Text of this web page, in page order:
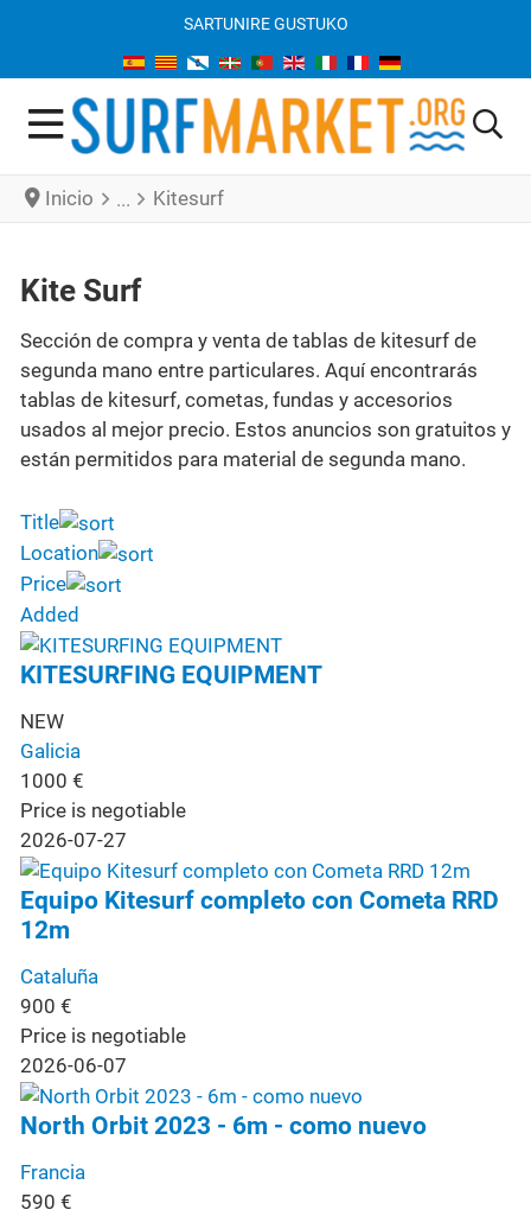
SARTUNIRE GUSTUKO
Inicio Kitesurf
Kite Surf
Sección de compra y venta de tablas de kitesurf de
segunda mano entre particulares. Aquí encontrarás
tablas de kitesurf, cometas, fundas y accesorios
usados al mejor precio. Estos anuncios son gratuitos y
están permitidos para material de segunda mano.
Title
Location
Price
Added
KITESURFING EQUIPMENT
NEW
Galicia
1000 €
Price is negotiable
2026-07-27
Equipo Kitesurf completo con Cometa RRD
12m
Cataluña
900 €
Price is negotiable
2026-06-07
North Orbit 2023 - 6m - como nuevo
Francia
590 €